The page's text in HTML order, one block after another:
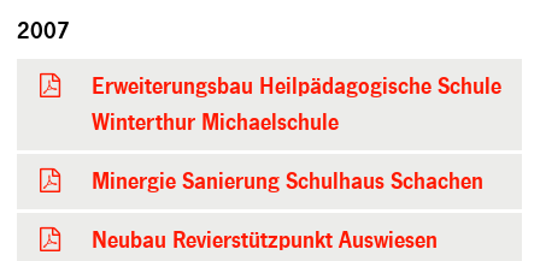
2007
Erweiterungsbau Heilpädagogische Schule
Winterthur Michaelschule
Minergie Sanierung Schulhaus Schachen
Neubau Revierstützpunkt Auswiesen